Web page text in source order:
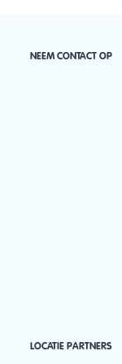
NEEM CONTACT OP
LOCATIE PARTNERS